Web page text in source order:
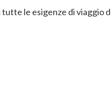
le esigenze di viaggio